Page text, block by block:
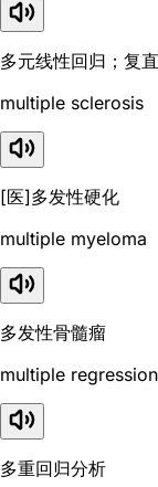
多元线性回归；复
multiple sclerosis
[医]多发性硬化
multiple myeloma
多发性骨髓瘤
multiple
多重回归分析